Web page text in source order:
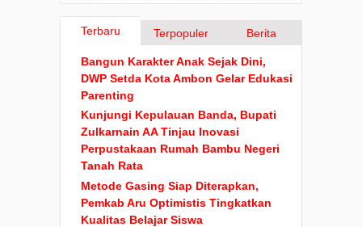
Terbaru Terpopuler Berita
Bangun Karakter Anak Sejak Dini,
DWP Setda Kota Ambon Gelar Edukasi
Parenting
Kunjungi Kepulauan Banda, Bupati
Zulkarnain AA Tinjau Inovasi
Perpustakaan Rumah Bambu Negeri
Tanah Rata
Metode Gasing Siap Diterapkan,
Pemkab Aru Optimistis Tingkatkan
Kualitas Belajar Siswa